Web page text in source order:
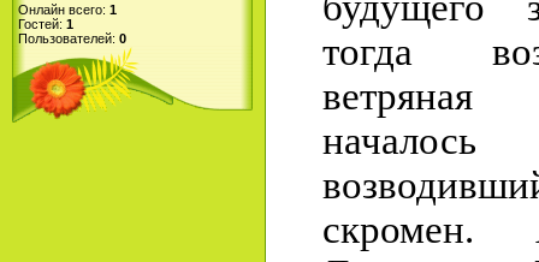
Онлайн всего: 1
Гостей: 1
Пользователей: 0
тогда
ветряная
началось